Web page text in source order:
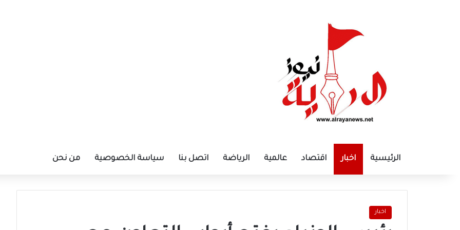
الرئيسية اخبار اقتصاد عالمية الرياضة اتصل بنا سياسة الخصوصية من نحن
اخبار